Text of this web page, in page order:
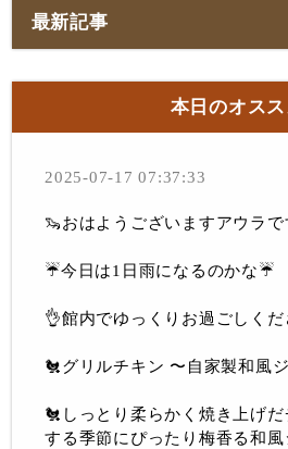
最新記事
本日のオス
2025-07-17 07:37:33
🦦おはようございますアウラで
☔️今日は1日雨になるのかな☔️
👌館内でゆっくりお過ごしくだ
🐔グリルチキン 〜自家製和風
🐔しっとり柔らかく焼き上げ
する季節にぴったり梅香る和